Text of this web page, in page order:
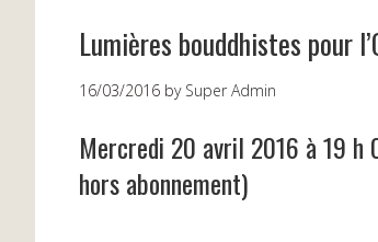
Lumières bouddhistes pour
16/03/2016 by Super Admin
Mercredi 20 avril 2016 à 19 h
hors abonnement)